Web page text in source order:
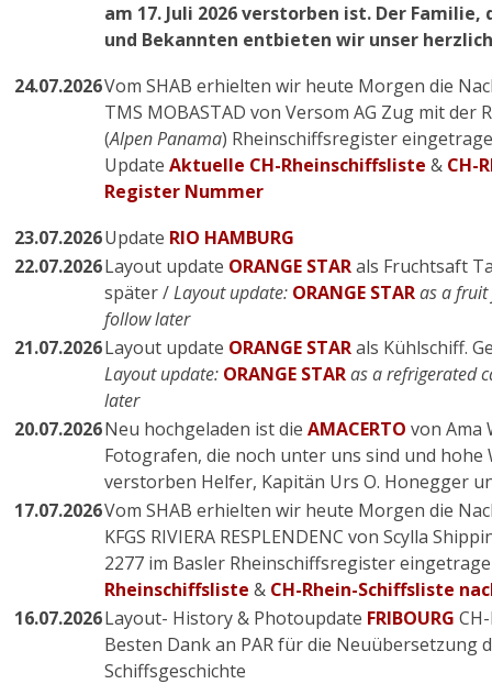
am 17. Juli 2026 verstorben ist. Der
und Bekannten entbieten wir unser
24.07.2026Vom SHAB erhielten wir heute Morgen die
TMS MOBASTAD von Versom AG Zug mit der
(Alpen Panama) Rheinschiffsregister
Update Aktuelle CH-Rheinschiffsliste & CH-
Register Nummer
23.07.2026Update RIO HAMBURG
22.07.2026Layout update ORANGE STARals Fruchtsaft
später /Layout update: ORANGE STARas a fruit
follow later
21.07.2026Layout update ORANGE STARals Kühlschiff.
Layout update: ORANGE STARas a refrigerated
later
20.07.2026Neu hochgeladen ist die AMACERTO von Ama
Fotografen, die noch unter uns sind und hohe
verstorben Helfer, Kapitän Urs O. Honegger
17.07.2026Vom SHAB erhielten wir heute Morgen die
KFGS RIVIERA RESPLENDENC von Scylla
2277 im Basler Rheinschiffsregister
Rheinschiffsliste & CH-Rhein-Schiffsliste
16.07.2026Layout- History & Photoupdate FRIBOURG
Besten Dank an PAR für die Neuübersetzung
Schiffsgeschichte